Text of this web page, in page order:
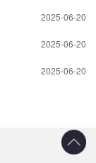
2025-06-20
2025-06-20
2025-06-20